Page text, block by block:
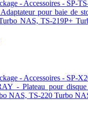
pour baie de
NAS, TS-219P+
- Plateau pour
NAS, TS-220 Turbo